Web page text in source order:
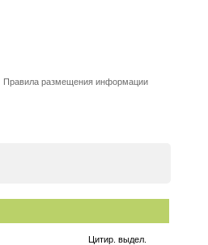
Правила размещения информации
Цитир. выдел.